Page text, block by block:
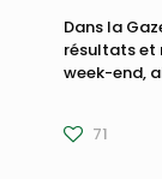
Dans la
résultats et
week-end,
71